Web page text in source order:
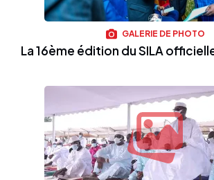
GALERIE DE PHOTO
La 16ème édition du SILA